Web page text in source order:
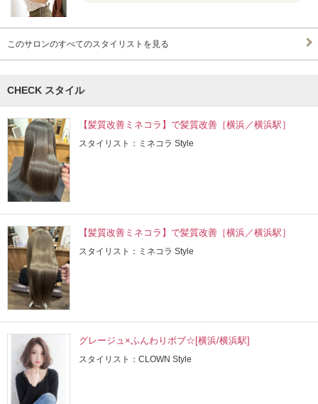
このサロンのすべてのスタイリストを見る
CHECK スタイル
【髪質改善ミネコラ】で髪質改善［横浜／横浜駅］
スタイリスト：ミネコラ Style
【髪質改善ミネコラ】で髪質改善［横浜／横浜駅］
スタイリスト：ミネコラ Style
グレージュ×ふんわりボブ☆[横浜/横浜駅]
スタイリスト：CLOWN Style